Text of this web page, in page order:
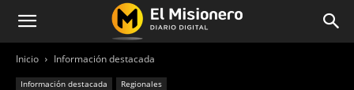
Inicio Información destacada
Información destacada Regionales